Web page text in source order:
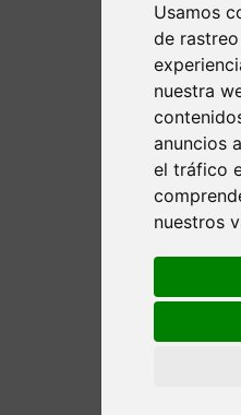
Usamos
de
nuestra
anuncios
el tráfico
nuestros